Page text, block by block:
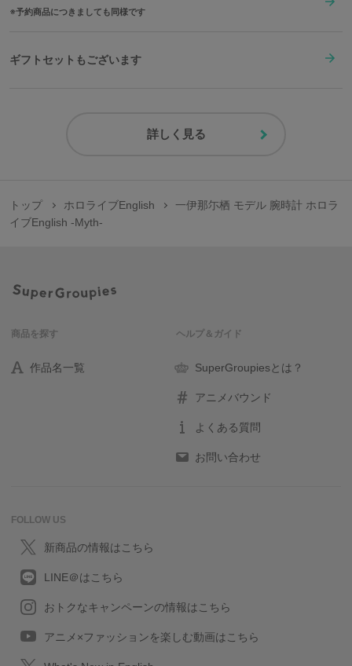
予約商品につきましても同様です
ギフトセットもございます
詳しく見る
トップ ホロライブEnglish
一伊那尓栖 モデル 腕時計 ホロラ
イブEnglish -Myth-
商品を探す
作品名一覧
ヘルプ＆ガイド
SuperGroupiesとは？
アニメバウンド
よくある質問
お問い合わせ
FOLLOW US
新商品の情報はこちら
LINE＠はこちら
おトクなキャンペーンの情報はこちら
アニメ×ファッションを楽しむ動画はこちら